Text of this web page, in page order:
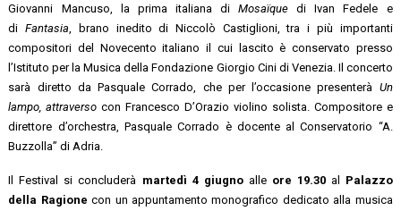
Giovanni Mancuso, la prima italiana diMosaïque di Ivan Fedele e
diFantasia , brano inedito di Niccolò Castiglioni, tra i più importanti
compositori del Novecento italiano il cui lascito è conservato presso
l’Istituto per la Musica della Fondazione Giorgio Cini di Venezia. Il concerto
sarà diretto da Pasquale Corrado, che per l’occasione presenterà Un
lampo, attraverso con Francesco D’Orazio violino solista. Compositore e
direttore d’orchestra, Pasquale Corrado è docente al Conservatorio “A.
Buzzolla” di Adria.
Il Festival si concluderà martedì 4 giugnoalle ore 19.30al Palazzo
della Ragione con un appuntamento monografico dedicato alla musica